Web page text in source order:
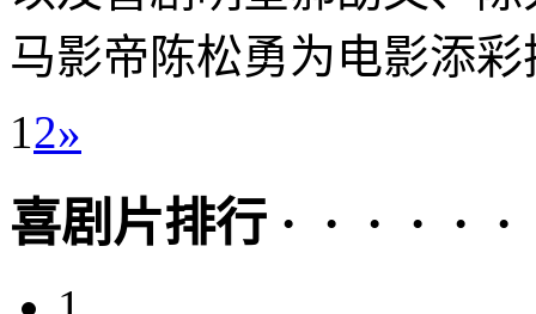
马影帝陈松勇为电影添
1 2»
喜剧片排行 · · · · · ·